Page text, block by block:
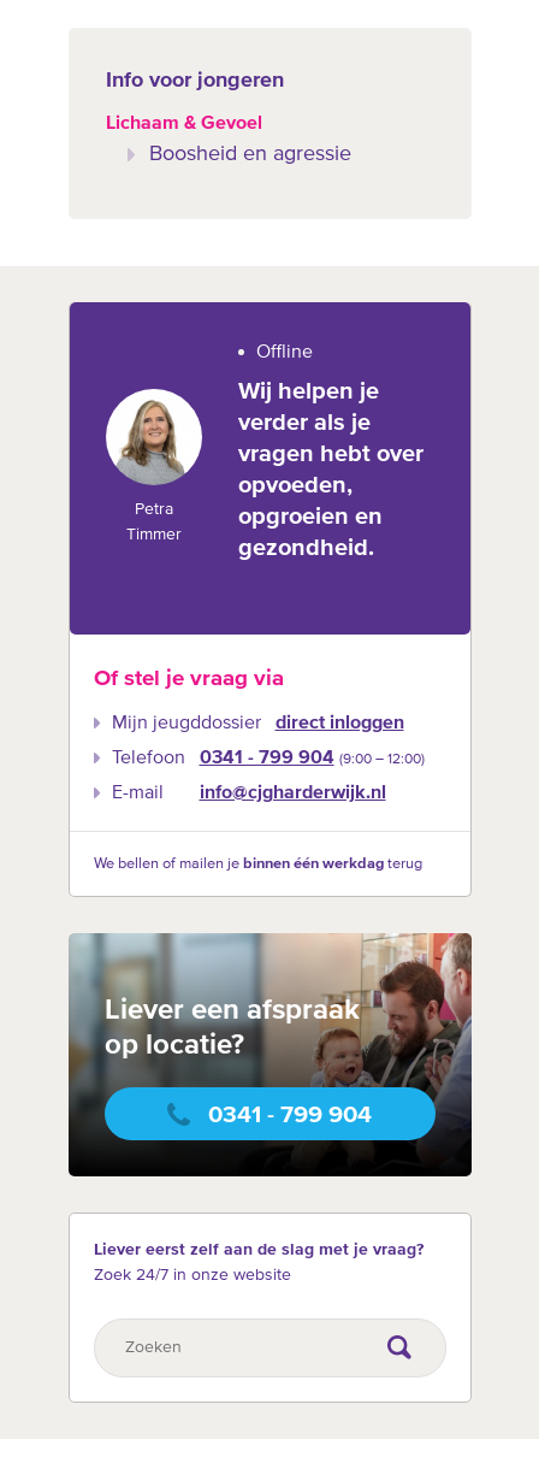
Info voor jongeren
Lichaam & Gevoel
Boosheid en agressie
Petra
Timmer
Offline
Wij helpen je
verder als je
vragen hebt over
opvoeden,
opgroeien en
gezondheid.
Of stel je vraag via
Mijn jeugddossier
direct inloggen
Telefoon
0341 - 799 904 (9:00 –‍ 12:00)
E-mail info@cjgharderwijk.nl
We bellen of mailen je binnen één werkdagterug
Liever een afspraak
op locatie?
0341 - 799 904
Liever eerst zelf aan de slag met je vraag?
Zoek 24/7 in onze website